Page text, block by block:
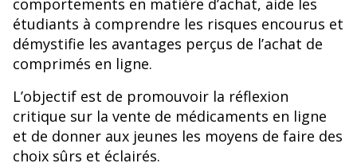
comportements en matière d’achat, aide les
étudiants à comprendre les risques encourus et
démystifie les avantages perçus de l’achat de
comprimés en ligne.
L’objectif est de promouvoir la réflexion
critique sur la vente de médicaments en ligne
et de donner aux jeunes les moyens de faire des
choix sûrs et éclairés.